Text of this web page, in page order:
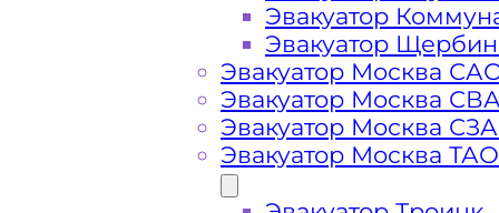
Стоимость
Эвакуатор
Эвакуатор
Эвакуатор Москва
Эвакуатор Москва
Эвакуатор Москва
Эвакуатор Москва ТАО